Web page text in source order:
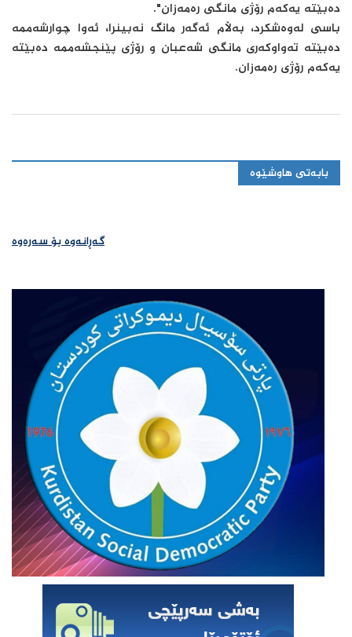
دەبێتە یەکەم رۆژی مانگی رەمەزان".
باسی لەوەشکرد، بەڵام ئەگەر مانگ نەبینرا، ئەوا چوارشه‌ممه‌
دەبێتە تەواوکەری مانگی شەعبان و رۆژی پێنجشه‌ممه‌ دەبێتە
یەکەم رۆژی رەمەزان.
بابەتی هاوشێوە
گەڕانەوە بۆ سەرەوە